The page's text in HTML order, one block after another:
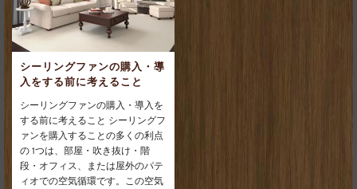
シーリングファンの購入・導
入をする前に考えること
シーリングファンの購入・導入を
する前に考えること シーリングフ
ァンを購入することの多くの利点
の 1つは、部屋・吹き抜け・階
段・オフィス、または屋外のパテ
ィオでの空気循環です。この空気